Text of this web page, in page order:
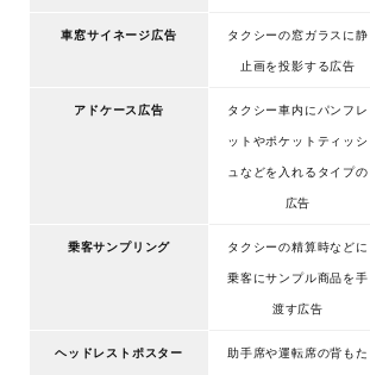
車窓サイネージ広告 タクシーの窓ガラスに静
止画を投影する広告
アドケース広告 タクシー車内にパンフレ
ットやポケットティッシ
ュなどを入れるタイプの
広告
乗客サンプリング タクシーの精算時などに
乗客にサンプル商品を手
渡す広告
ヘッドレストポスター 助手席や運転席の背もた